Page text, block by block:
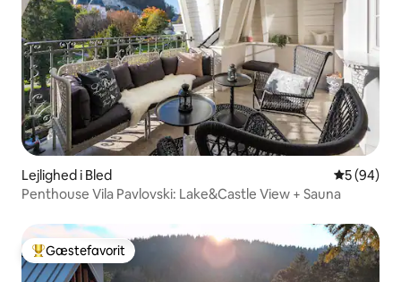
Lejlighed i Bled 5 ud af 5 i
5 (94)
Penthouse Vila Pavlovski: Lake&Castle View + Sauna
Bedste gæstefavorit
Gæstefavorit